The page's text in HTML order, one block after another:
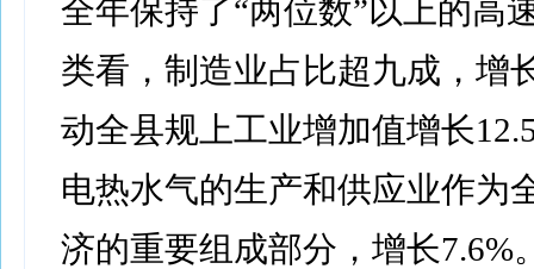
全年保持了“两位数”以上的高
类看，制造业占比超九成，增
动全县规上工业增加值增长
电热水气的生产和供应业作为
济的重要组成部分，增长7.6%